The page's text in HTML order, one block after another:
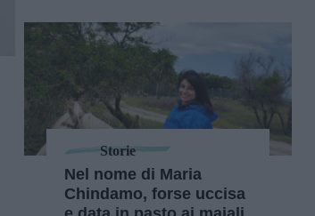
Storie
Nel nome di Maria
Chindamo, forse uccisa